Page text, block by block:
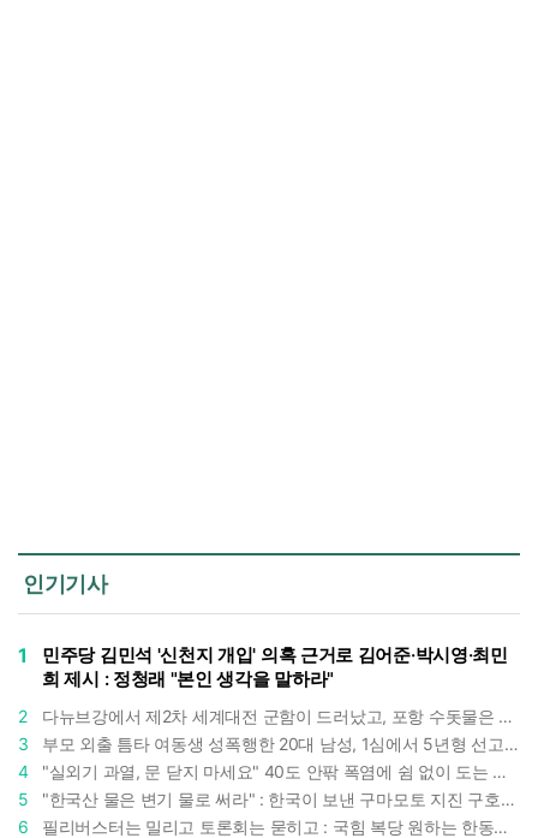
인기기사
1
민주당 김민석 '신천지 개입' 의혹 근거로 김어준·박시영·최민
희 제시 : 정청래 "본인 생각을 말하라"
2
다뉴브강에서 제2차 세계대전 군함이 드러났고, 포항 수돗물은 갑자기 짜졌다 : 폭염·가뭄이 만든 낯선 풍경
3
부모 외출 틈타 여동생 성폭행한 20대 남성, 1심에서 5년형 선고 : 친족 간 '암수범죄'의 심각성
4
"실외기 과열, 문 닫지 마세요" 40도 안팎 폭염에 쉼 없이 도는 에어컨 : 화재 위험 경고등!
5
"한국산 물은 변기 물로 써라" : 한국이 보낸 구마모토 지진 구호품에 한 일본인의 '어처구니 없는' 반응
6
필리버스터는 밀리고 토론회는 묻히고 : 국힘 복당 원하는 한동훈, '검사 정치'의 한계만 드러내나